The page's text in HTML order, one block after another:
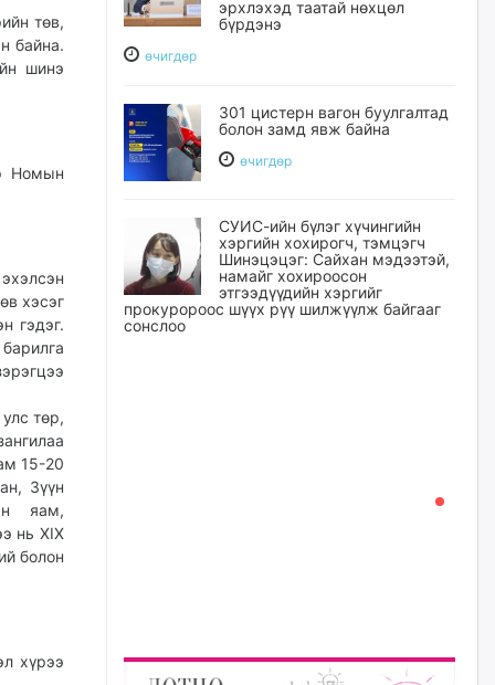
төв,
байна.
шинэ
Номын
хэсэг
гэдэг.
төр,
15-20
Зүүн
яам,
нь XIX
болон
хүрээ
эрхлэхэд таатай нөхцөл
бүрдэнэ
өчигдѳр
301 цистерн вагон буулгалтад
болон замд явж байна
өчигдѳр
СУИС-ийн бүлэг хүчингийн
хэргийн хохирогч, тэмцэгч
Шинэцэцэг: Сайхан мэдээтэй,
намайг хохироосон
этгээдүүдийн хэргийг
прокуророос шүүх рүү шилжүүлж байгааг
сонслоо